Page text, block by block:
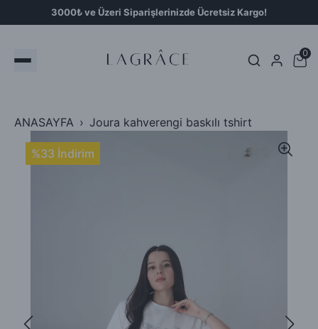
3000₺ ve Üzeri Siparişlerinizde Ücretsiz Kargo!
0
ANASAYFA Joura kahverengi baskılı tshirt
%33 İndirim